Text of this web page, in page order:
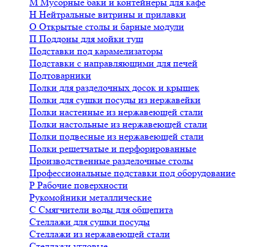
Н Нейтральные витрины и прилавки
О Открытые столы и барные модули
П Поддоны для мойки туш
Подставки под карамелизаторы
Подставки с направляющими для печей
Подтоварники
Полки для разделочных досок и крышек
Полки для сушки посуды из нержавейки
Полки настенные из нержавеющей стали
Полки настольные из нержавеющей стали
Полки подвесные из нержавеющей стали
Полки решетчатые и перфорированные
Производственные разделочные столы
Профессиональные подставки под оборудование
Р Рабочие поверхности
Рукомойники металлические
С Смягчители воды для общепита
Стеллажи для сушки посуды
Стеллажи из нержавеющей стали